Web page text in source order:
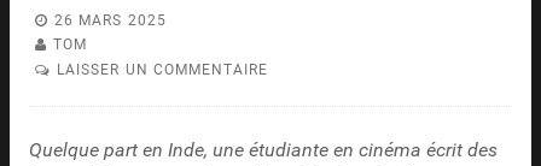
26 MARS 2025
TOM
LAISSER UN COMMENTAIRE
Quelque part en Inde, une étudiante en cinéma écrit des